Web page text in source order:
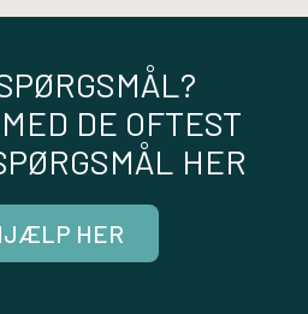
DE OFTEST
HER
HER